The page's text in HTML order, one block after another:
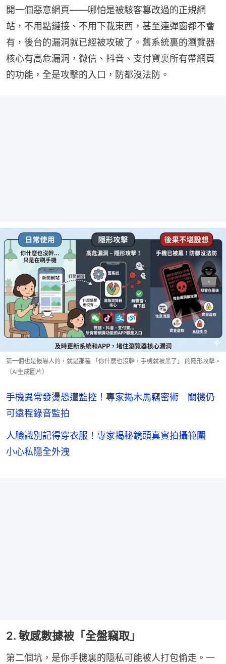
開一個惡意網頁——哪怕是被駭客篡改過的正規網
站，不用點鏈接、不用下載東西，甚至連彈窗都不會
有，後台的漏洞就已經被攻破了。舊系統裏的瀏覽器
核心有高危漏洞，微信、抖音、支付寶裏所有帶網頁
的功能，全是攻擊的入口，防都沒法防。
第一個也是最嚇人的，就是那種 「你什麼也沒幹，手機就被黑了」 的隱形攻擊。
（AI生成圖片）
手機異常發燙恐遭監控！專家揭木馬竊密術 關機仍
可遠程錄音監拍
人臉識別記得穿衣服！專家揭秘鏡頭真實拍攝範圍
小心私隱全外洩
2. 敏感數據被「全盤竊取」
第二個坑，是你手機裏的隱私可能被人打包偷走。一